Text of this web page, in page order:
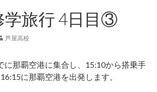
旅行 4日目③
芦屋高校
に那覇空港に集合し、 15:10から搭乗手
16:15に那覇空港を出発します。